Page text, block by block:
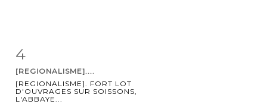
4
[REGIONALISME]....
[REGIONALISME]. FORT LOT
D'OUVRAGES SUR SOISSONS,
L'ABBAYE...